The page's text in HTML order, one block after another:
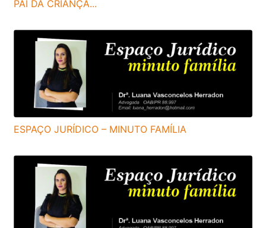
PAI DA CRIANÇA...
ESPAÇO JURÍDICO – MINUTO FAMÍLIA